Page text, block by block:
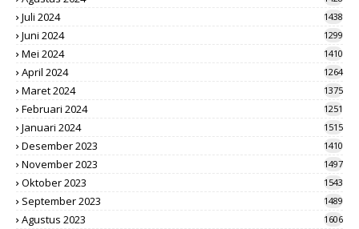
Juli 2024 1438
Juni 2024 1299
Mei 2024 1410
April 2024 1264
Maret 2024 1375
Februari 2024 1251
Januari 2024 1515
Desember 2023 1410
November 2023 1497
Oktober 2023 1543
September 2023 1489
Agustus 2023 1606